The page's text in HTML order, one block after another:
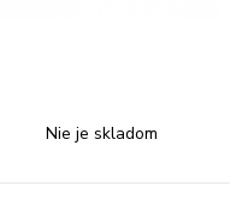
Nie je skladom